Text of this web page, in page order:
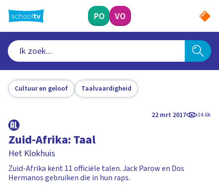
naar
hoofdinhoud
PO VO
Cultuur en geloof Taalvaardigheid
22 mrt 2017 14.6k
Zuid-Afrika: Taal
Het Klokhuis
Zuid-Afrika kent 11 officiële talen. Jack Parow en Dos
Hermanos gebruiken die in hun raps.